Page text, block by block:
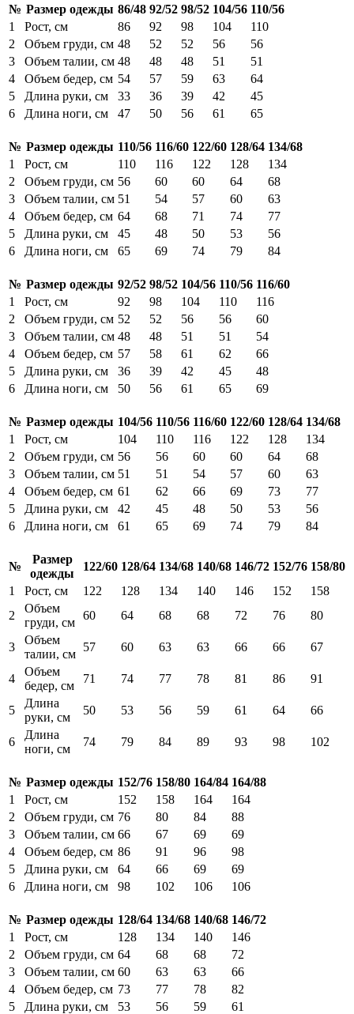
№ Размер одежды 86/48 92/52 98/52 104/56 110/56
1
Рост, см 86 92 98 104
110
2
Объем груди, см 48 52 52 56
56
3
Объем талии, см 48 48 48 51
51
4
Объем бедер, см 54 57 59 63
64
5
Длина руки, см 33 36 39 42
45
6
Длина ноги, см 47 50 56 61 65
№ Размер одежды 110/56 116/60 122/60 128/64 134/68
1
Рост, см 110 116 122 128
134
2
Объем груди, см 56 60 60 64
68
3
Объем талии, см 51 54 57 60
63
4
Объем бедер, см 64 68 71 74
77
5
Длина руки, см 45 48 50 53
56
6
Длина ноги, см 65 69 74 79 84
№ Размер одежды 92/52 98/52 104/56 110/56 116/60
1
Рост, см 92 98 104 110
116
2
Объем груди, см 52 52 56 56
60
3
Объем талии, см 48 48 51 51
54
4
Объем бедер, см 57 58 61 62
66
5
Длина руки, см 36 39 42 45
48
6
Длина ноги, см 50 56 61 65 69
№ Размер одежды 104/56 110/56 116/60 122/60 128/64 134/68
1
Рост, см 104 110 116 122 128
134
2
Объем груди, см 56 56 60 60 64
68
3
Объем талии, см 51 51 54 57 60
63
4
Объем бедер, см 61 62 66 69 73
77
5
Длина руки, см 42 45 48 50 53
56
6
Длина ноги, см 61 65 69 74 79 84
№
Размер
одежды
122/60 128/64 134/68 140/68 146/72 152/76 158/80
1
Рост, см 122 128 134 140 146 152
158
2
Объем
груди, см
60 64 68 68 72 76 80
3
Объем
талии, см
57 60 63 63 66 66 67
4
Объем
бедер, см
71 74 77 78 81 86 91
5
Длина
руки, см
50 53 56 59 61 64 66
6
Длина
ноги, см
74 79 84 89 93 98 102
№ Размер одежды 152/76 158/80 164/84 164/88
1
Рост, см 152 158 164
164
2
Объем груди, см 76 80 84
88
3
Объем талии, см 66 67 69
69
4
Объем бедер, см 86 91 96
98
5
Длина руки, см 64 66 69
69
6
Длина ноги, см 98 102 106 106
№ Размер одежды 128/64 134/68 140/68 146/72
1
Рост, см 128 134 140
146
2
Объем груди, см 64 68 68
72
3
Объем талии, см 60 63 63
66
4
Объем бедер, см 73 77 78
82
5
Длина руки, см 53 56 59
61